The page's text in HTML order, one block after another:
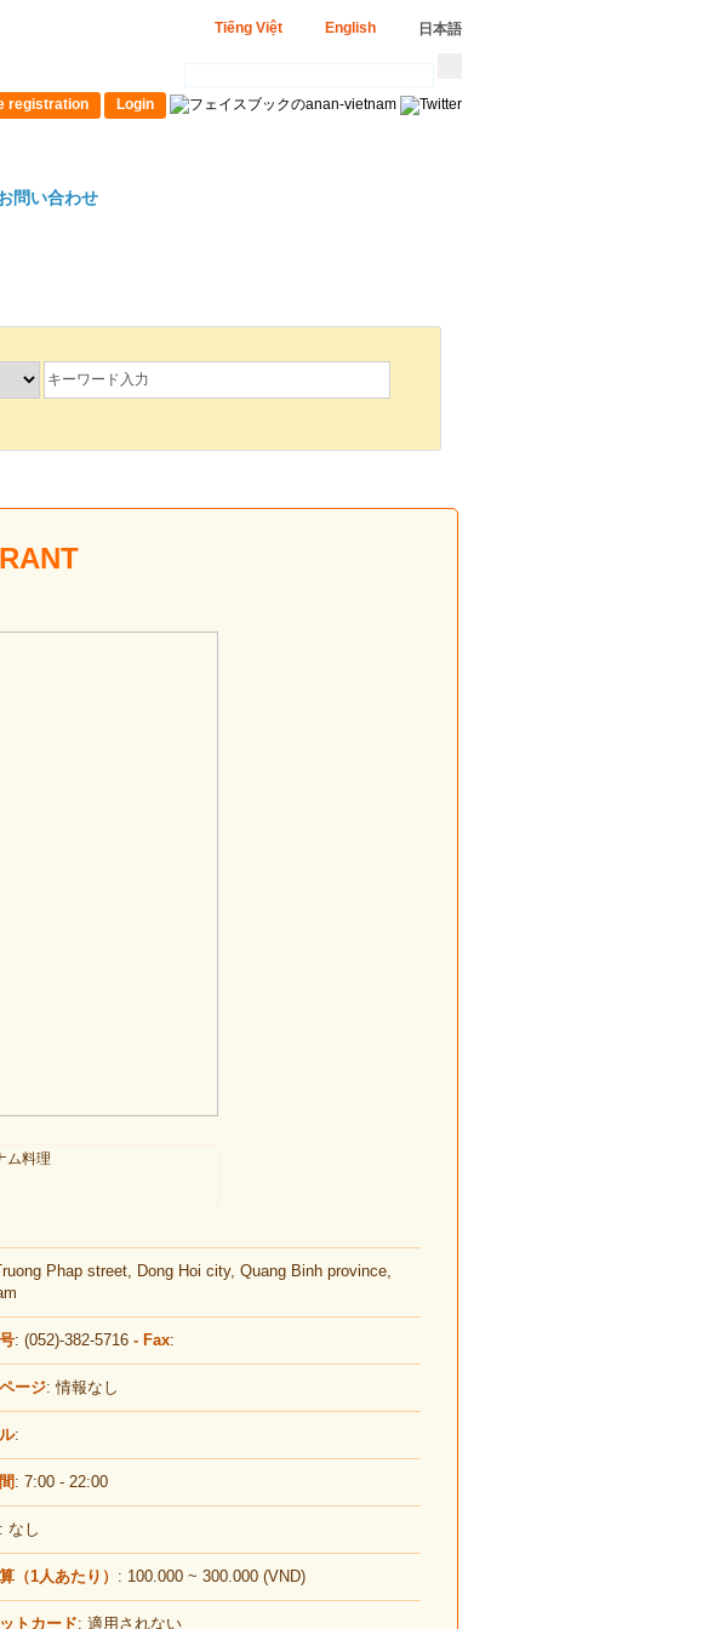
問い合わせ
日本語
English
Tiếng Việt
registration Login
ム料理
Phap street, Dong Hoi city, Quang Binh province,
: (052)-382-5716 - Fax:
ージ: 情報なし
:
: 7:00 - 22:00
: なし
（1人あたり） : 100.000 ~ 300.000 (VND)
トカード: 適用されない